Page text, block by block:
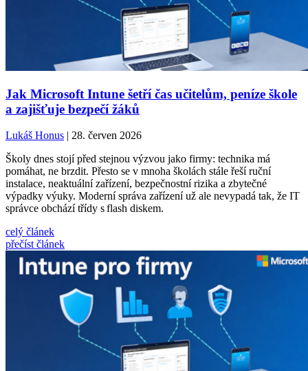
Jak Microsoft Intune šetří čas učitelům, peníze škole
a zajišťuje bezpečí žáků
Lukáš Honus | 28. červen 2026
Školy dnes stojí před stejnou výzvou jako firmy: technika má
pomáhat, ne brzdit. Přesto se v mnoha školách stále řeší ruční
instalace, neaktuální zařízení, bezpečnostní rizika a zbytečné
výpadky výuky. Moderní správa zařízení už ale nevypadá tak, že IT
správce obchází třídy s flash diskem.
celý článek
přečíst článek